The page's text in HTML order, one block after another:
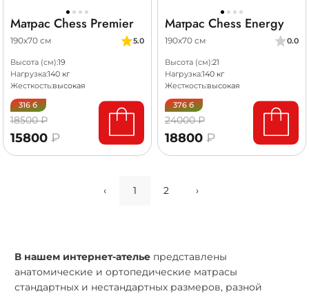
Матрас Chess Premier
190х70 см 5.0
Высота (см):19
Нагрузка:140 кг
Жесткость:высокая
316 б
18500 ₽
15800₽
Матрас Chess Energy
190х70 см 0.0
Высота (см):21
Нагрузка:140 кг
Жесткость:высокая
376 б
24000 ₽
18800₽
‹ 1 2 ›
В нашем интернет-ателье представлены
анатомические и ортопедические матрасы
стандартных и нестандартных размеров, разной